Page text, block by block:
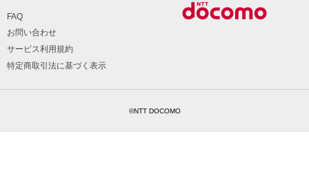
FAQ
お問い合わせ
サービス利用規約
特定商取引法に基づく表示
©NTT DOCOMO